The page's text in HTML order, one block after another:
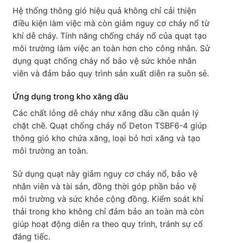
Hệ thống thông gió hiệu quả không chỉ cải thiện
điều kiện làm việc mà còn giảm nguy cơ cháy nổ từ
khí dễ cháy. Tính năng chống cháy nổ của quạt tạo
môi trường làm việc an toàn hơn cho công nhân. Sử
dụng quạt chống cháy nổ bảo vệ sức khỏe nhân
viên và đảm bảo quy trình sản xuất diễn ra suôn sẻ.
Ứng dụng trong kho xăng dầu
Các chất lỏng dễ cháy như xăng dầu cần quản lý
chặt chẽ. Quạt chống cháy nổ Deton TSBF6-4 giúp
thông gió kho chứa xăng, loại bỏ hơi xăng và tạo
môi trường an toàn.
Sử dụng quạt này giảm nguy cơ cháy nổ, bảo vệ
nhân viên và tài sản, đồng thời góp phần bảo vệ
môi trường và sức khỏe cộng đồng. Kiểm soát khí
thải trong kho không chỉ đảm bảo an toàn mà còn
giúp hoạt động diễn ra theo quy trình, tránh sự cố
đáng tiếc.